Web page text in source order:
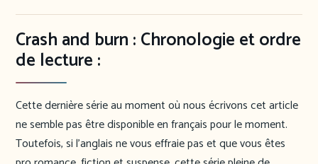
Crash and burn : Chronologie et ordre
de lecture :
Cette dernière série au moment où nous écrivons cet article
ne semble pas être disponible en français pour le moment.
Toutefois, si l’anglais ne vous effraie pas et que vous êtes